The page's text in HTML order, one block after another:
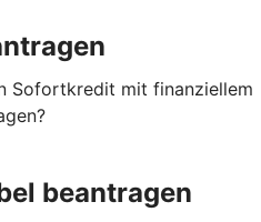
Sofortkredit mit finanziellem
beantragen